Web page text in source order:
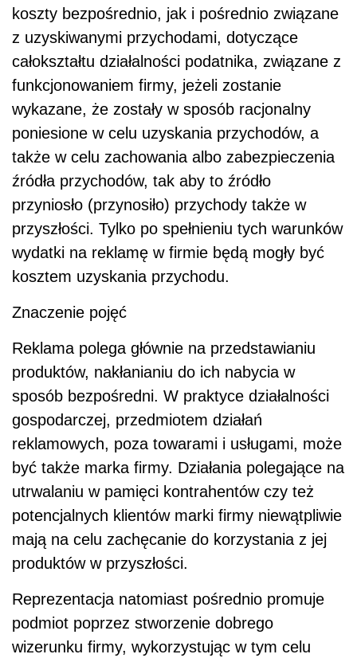
koszty bezpośrednio, jak i pośrednio związane
z uzyskiwanymi przychodami, dotyczące
całokształtu działalności podatnika, związane z
funkcjonowaniem firmy, jeżeli zostanie
wykazane, że zostały w sposób racjonalny
poniesione w celu uzyskania przychodów, a
także w celu zachowania albo zabezpieczenia
źródła przychodów, tak aby to źródło
przyniosło (przynosiło) przychody także w
przyszłości. Tylko po spełnieniu tych warunków
wydatki na reklamę w firmie będą mogły być
kosztem uzyskania przychodu.
Znaczenie pojęć
Reklama polega głównie na przedstawianiu
produktów, nakłanianiu do ich nabycia w
sposób bezpośredni. W praktyce działalności
gospodarczej, przedmiotem działań
reklamowych, poza towarami i usługami, może
być także marka firmy. Działania polegające na
utrwalaniu w pamięci kontrahentów czy też
potencjalnych klientów marki firmy niewątpliwie
mają na celu zachęcanie do korzystania z jej
produktów w przyszłości.
Reprezentacja natomiast pośrednio promuje
podmiot poprzez stworzenie dobrego
wizerunku firmy, wykorzystując w tym celu